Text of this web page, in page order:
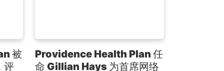
被
评
Providence Health Plan 任
命 Gillian Hays 为首席网络